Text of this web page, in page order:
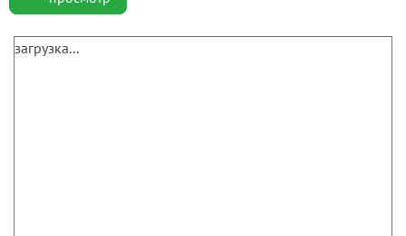
загрузка...